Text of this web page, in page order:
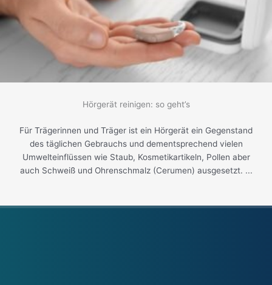
Hörgerät reinigen: so geht’s
Für Trägerinnen und Träger ist ein Hörgerät ein Gegenstand
des täglichen Gebrauchs und dementsprechend vielen
Umwelteinflüssen wie Staub, Kosmetikartikeln, Pollen aber
auch Schweiß und Ohrenschmalz (Cerumen) ausgesetzt. ...